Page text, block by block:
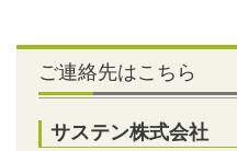
ご連絡先はこちら
サステン株式会社